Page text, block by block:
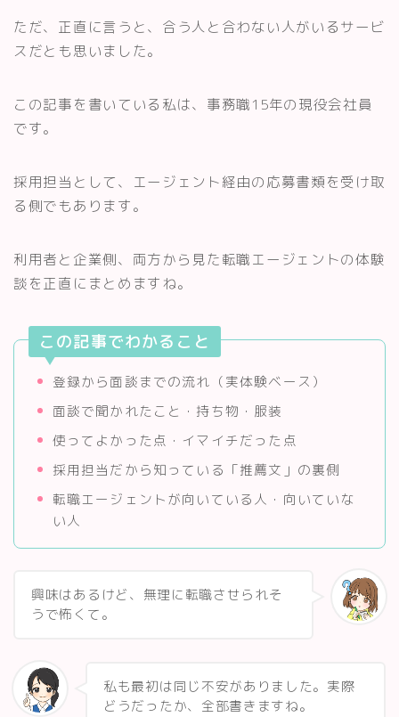
ただ、正直に言うと、合う人と合わない人がいるサービ
スだとも思いました。
この記事を書いている私は、事務職15年の現役会社員
です。
採用担当として、エージェント経由の応募書類を受け取
る側でもあります。
利用者と企業側、両方から見た転職エージェントの体験
談を正直にまとめますね。
この記事でわかること
登録から面談までの流れ（実体験ベース）
面談で聞かれたこと・持ち物・服装
使ってよかった点・イマイチだった点
採用担当だから知っている「推薦文」の裏側
転職エージェントが向いている人・向いていな
い人
興味はあるけど、無理に転職させられそ
うで怖くて。
私も最初は同じ不安がありました。実際
どうだったか、全部書きますね。